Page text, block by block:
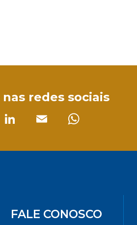
redes sociais
FALE CONOSCO